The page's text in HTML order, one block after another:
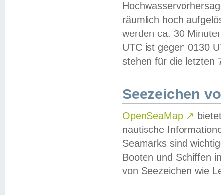
räumlich hoch
werden ca. 30
UTC ist gegen 0130
stehen für die letzten
Seezeichen
OpenSeaMap ↗
nautische
Seamarks sind
Booten und Schiffen
von Seezeichen wie